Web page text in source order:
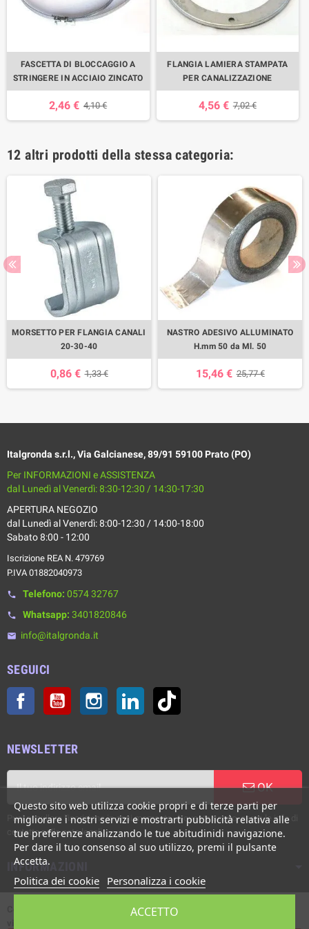
FASCETTA DI BLOCCAGGIO A
STRINGERE IN ACCIAIO ZINCATO
2,46 € 4,10 €
FLANGIA LAMIERA STAMPATA
PER CANALIZZAZIONE
4,56 € 7,02 €
12 altri prodotti della stessa categoria:
MORSETTO PER FLANGIA CANALI
20-30-40
0,86 € 1,33 €
NASTRO ADESIVO ALLUMINATO
H.mm 50 da Ml. 50
15,46 € 25,77 €
Italgronda s.r.l., Via Galcianese, 89/91 59100 Prato (PO)
Per INFORMAZIONI e ASSISTENZA
dal Lunedì al Venerdì: 8:30-12:30 / 14:30-17:30
APERTURA NEGOZIO
dal Lunedì al Venerdì: 8:00-12:30 / 14:00-18:00
Sabato 8:00 - 12:00
Iscrizione REA N. 479769
P.IVA 01882040973
phone Telefono: 0574 32767
phone Whatsapp: 3401820846
email info@italgronda.it
SEGUICI
Facebook YouTube Instagram LinkedIn
NEWSLETTER
OK
Puoi annullare l'iscrizione in ogni momento. A questo scopo, cerca le info di
contatto nelle note legali.
INFORMAZIONI
Questo sito web utilizza cookie propri e di terze parti per
migliorare i nostri servizi e mostrarti pubblicità relativa alle
tue preferenze analizzando le tue abitudinidi navigazione.
Per dare il tuo consenso al suo utilizzo, premi il pulsante
Accetta.
Politica dei cookie Personalizza i cookie
ACCETTO
Copyright © Italgronda s.r.l. 2002/2026. Tutti i diritti sono riservati. E'